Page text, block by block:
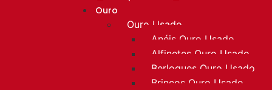
Ouro
Ouro Usado
Anéis Ouro Usado
Alfinetes Ouro Usado
Berloques Ouro Usado
Brincos Ouro Usado